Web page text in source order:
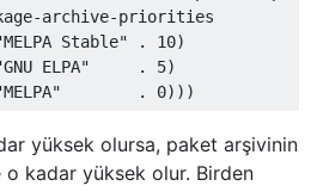
archive-priorities
Stable" . 10)
ELPA"     . 5)
yüksek olursa, paket arşivinin
kadar yüksek olur. Birden